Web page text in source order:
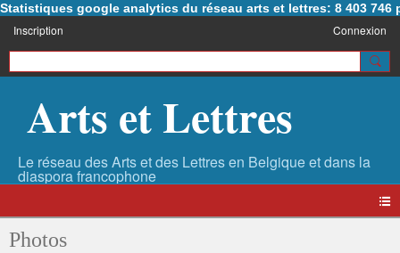
Statistiques google analytics du réseau arts et lettres: 8 403 746
Inscription Connexion
Arts et Lettres
Photos